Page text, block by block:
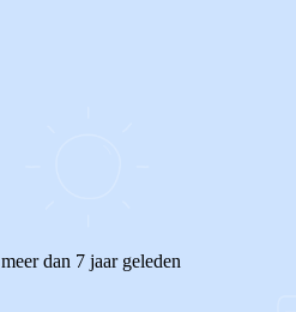
meer dan 7 jaar geleden